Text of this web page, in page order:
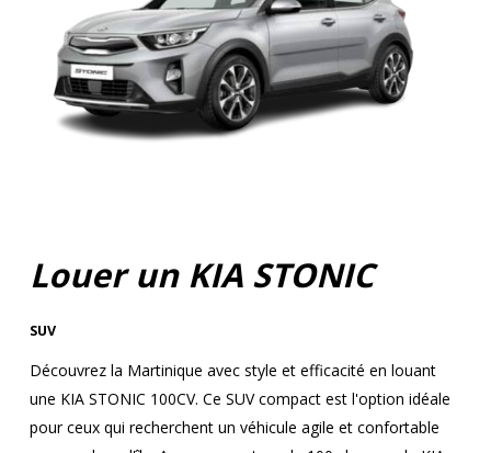
Louer un KIA STONIC
SUV
Découvrez la Martinique avec style et efficacité en louant
une KIA STONIC 100CV. Ce SUV compact est l'option idéale
pour ceux qui recherchent un véhicule agile et confortable